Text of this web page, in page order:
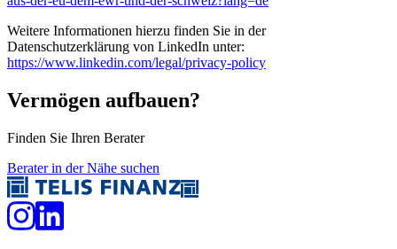
Weitere Informationen hierzu finden Sie in der
Datenschutzerklärung von LinkedIn unter:
https://www.linkedin.com/legal/privacy-policy
Vermögen aufbauen?
Finden Sie Ihren Berater
Berater in der Nähe suchen